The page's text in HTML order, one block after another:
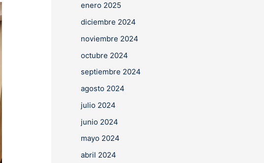
enero 2025
diciembre 2024
noviembre 2024
octubre 2024
septiembre 2024
agosto 2024
julio 2024
junio 2024
mayo 2024
abril 2024